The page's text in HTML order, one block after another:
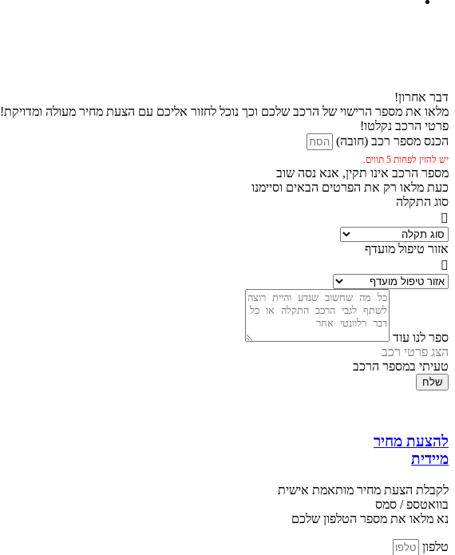
דבר אחרון!
מלאו את מספר הרישוי של הרכב שלכם וכך נוכל לחזור אליכם עם הצעת מחיר מעולה ומדויקת!
פרטי הרכב נקלטו!
הכנס מספר רכב (חובה)
יש להזין לפחות 5 תווים.
מספר הרכב אינו תקין, אנא נסה שוב
כעת מלאו רק את הפרטים הבאים וסיימנו
סוג התקלה
אזור טיפול מועדף
ספר לנו עוד
הצג פרטי רכב
טעיתי במספר הרכב
שלח
להצעת מחיר
מיידית
לקבלת הצעת מחיר מותאמת אישית
בוואטספ / סמס
נא מלאו את מספר הטלפון שלכם
טלפון